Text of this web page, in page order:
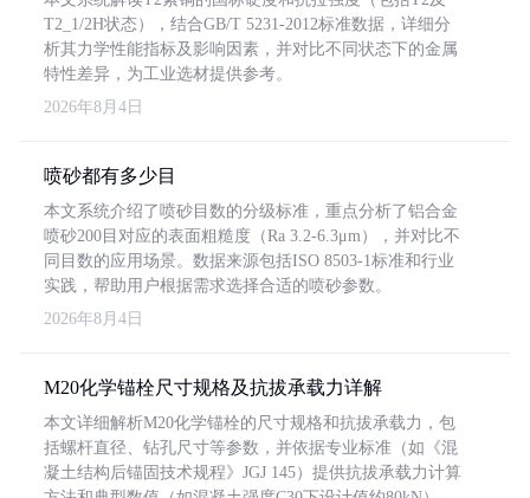
T2_1/2H状态），结合GB/T 5231-2012标准数据，详细分
析其力学性能指标及影响因素，并对比不同状态下的金属
特性差异，为工业选材提供参考。
2026年8月4日
喷砂都有多少目
本文系统介绍了喷砂目数的分级标准，重点分析了铝合金
喷砂200目对应的表面粗糙度（Ra 3.2-6.3μm），并对比不
同目数的应用场景。数据来源包括ISO 8503-1标准和行业
实践，帮助用户根据需求选择合适的喷砂参数。
2026年8月4日
M20化学锚栓尺寸规格及抗拔承载力详解
本文详细解析M20化学锚栓的尺寸规格和抗拔承载力，包
括螺杆直径、钻孔尺寸等参数，并依据专业标准（如《混
凝土结构后锚固技术规程》JGJ 145）提供抗拔承载力计算